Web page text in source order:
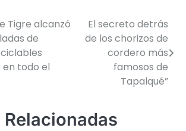
Tigre alcanzó
de
todo el
El secreto detrás
de los chorizos de
cordero más
famosos de
Tapalqué”